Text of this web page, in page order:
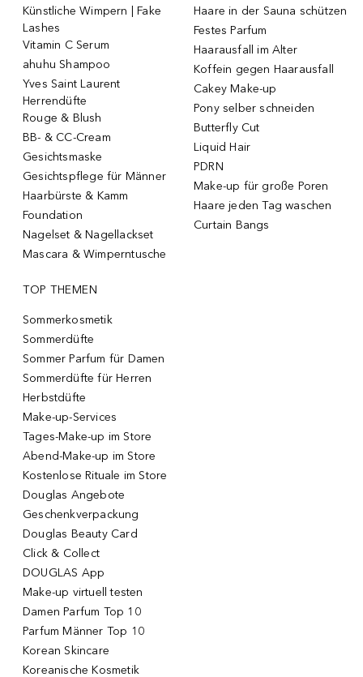
Künstliche Wimpern | Fake
Lashes
Vitamin C Serum
ahuhu Shampoo
Yves Saint Laurent
Herrendüfte
Rouge & Blush
BB- & CC-Cream
Gesichtsmaske
Gesichtspflege für Männer
Haarbürste & Kamm
Foundation
Nagelset & Nagellackset
Mascara & Wimperntusche
Haare in der Sauna schützen
Festes Parfum
Haarausfall im Alter
Koffein gegen Haarausfall
Cakey Make-up
Pony selber schneiden
Butterfly Cut
Liquid Hair
PDRN
Make-up für große Poren
Haare jeden Tag waschen
Curtain Bangs
TOP THEMEN
Sommerkosmetik
Sommerdüfte
Sommer Parfum für Damen
Sommerdüfte für Herren
Herbstdüfte
Make-up-Services
Tages-Make-up im Store
Abend-Make-up im Store
Kostenlose Rituale im Store
Douglas Angebote
Geschenkverpackung
Douglas Beauty Card
Click & Collect
DOUGLAS App
Make-up virtuell testen
Damen Parfum Top 10
Parfum Männer Top 10
Korean Skincare
Koreanische Kosmetik